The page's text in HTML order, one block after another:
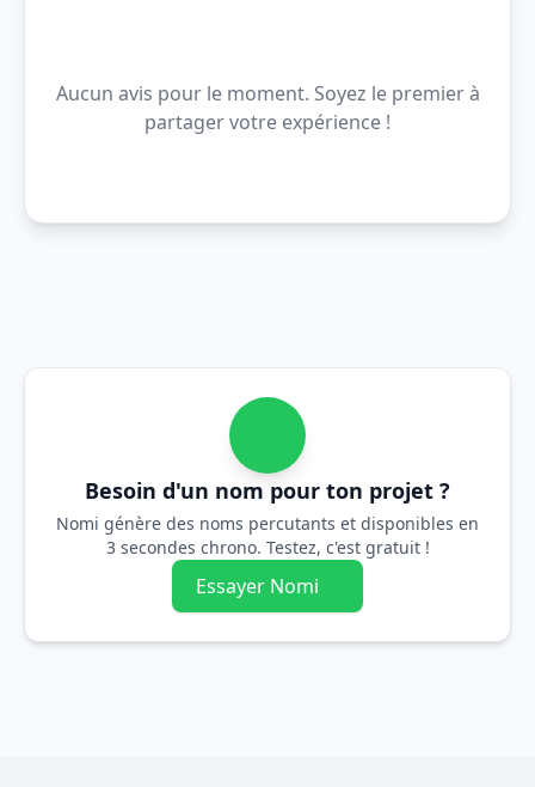
Aucun avis pour le moment. Soyez le premier à
partager votre expérience !
Besoin d'un nom pour ton projet ?
Nomi génère des noms percutants et disponibles en
3 secondes chrono. Testez, c'est gratuit !
Essayer Nomi